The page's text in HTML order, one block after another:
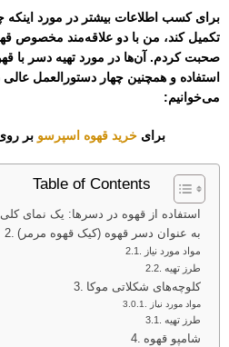
برای کسب اطلاعات بیشتر در مورد اینکه
تکمیل کند، من با دو علاقه‌مند مخصوص
صحبت کردم. آن‌ها در مورد تهیه دسر با
استفاده و همچنین چهار دستورالعمل
می‌خوانیم:
برایخرید قهوه اسپرسو بر
Table of Contents
استفاده از قهوه در دسرها: یک نمای
(کیک قهوه مرمر) به عنوان دسر قهوه
مواد مورد نیاز
طرز تهیه
کلوچه‌های شکلاتی موکا
مواد مورد نیاز
طرز تهیه
شامپو قهوه